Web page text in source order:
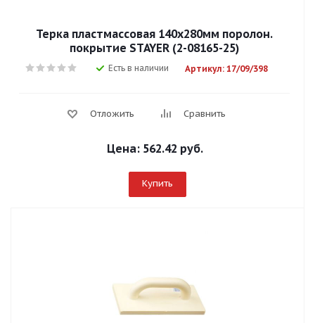
Терка пластмассовая 140х280мм поролон.
покрытие STAYER (2-08165-25)
Есть в наличии Артикул: 17/09/398
Отложить Сравнить
Цена: 562.42 руб.
Купить